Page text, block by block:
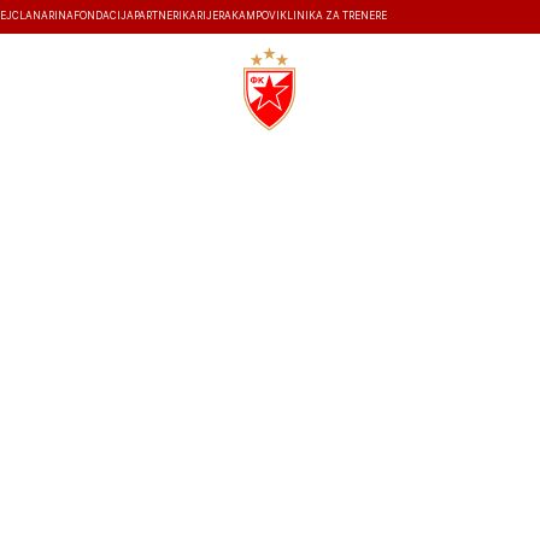
ČLANARINA FONDACIJA PARTNERI KARIJERA KAMPOVI KLINIKA ZA TRENERE